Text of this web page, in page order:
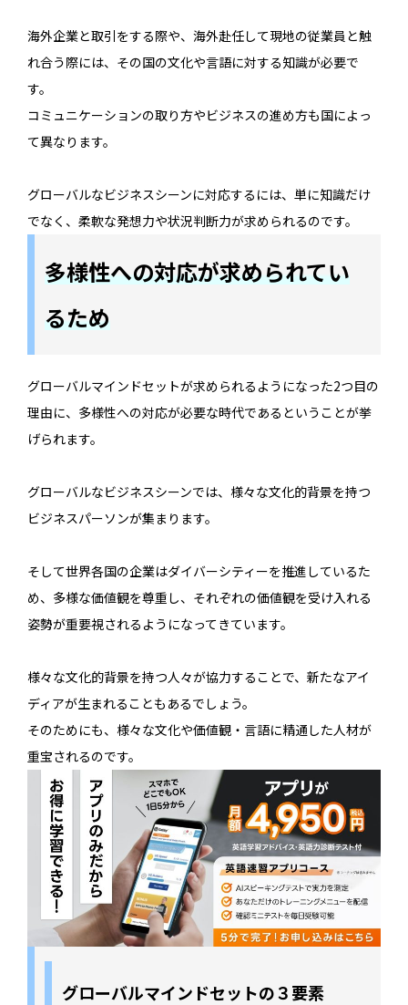
海外企業と取引をする際や、海外赴任して現地の従業員と触
れ合う際には、その国の文化や言語に対する知識が必要で
す。
コミュニケーションの取り方やビジネスの進め方も国によっ
て異なります。
グローバルなビジネスシーンに対応するには、単に知識だけ
でなく、柔軟な発想力や状況判断力が求められるのです。
多様性への対応が求められてい
るため
グローバルマインドセットが求められるようになった2つ目の
理由に、多様性への対応が必要な時代であるということが挙
げられます。
グローバルなビジネスシーンでは、様々な文化的背景を持つ
ビジネスパーソンが集まります。
そして世界各国の企業はダイバーシティーを推進しているた
め、多様な価値観を尊重し、それぞれの価値観を受け入れる
姿勢が重要視されるようになってきています。
様々な文化的背景を持つ人々が協力することで、新たなアイ
ディアが生まれることもあるでしょう。
そのためにも、様々な文化や価値観・言語に精通した人材が
重宝されるのです。
グローバルマインドセットの３要素